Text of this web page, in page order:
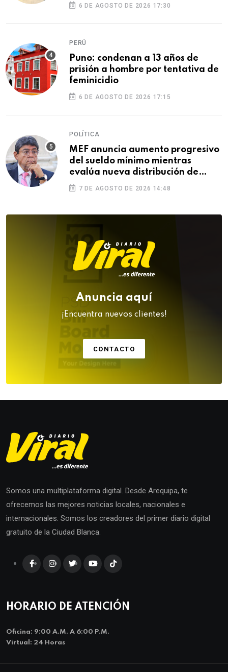
6 DE AGOSTO DE 2026 17:30
PERÚ
Puno: condenan a 13 años de
prisión a hombre por tentativa de
feminicidio
6 DE AGOSTO DE 2026 17:15
POLÍTICA
MEF anuncia aumento progresivo
del sueldo mínimo mientras
evalúa nueva distribución de
feriados
7 DE AGOSTO DE 2026 14:48
Anuncia aquí
¡Encuentra nuevos clientes!
CONTACTO
Somos una multiplataforma digital. Desde Arequipa, te
ofrecemos las mejores noticias locales, nacionales e
internacionales. Somos los creadores del primer diario digital
gratuito de la Ciudad Blanca.
HORARIO DE ATENCIÓN
Oficina: 9:00 A.m. A 6:00 P.m.
Virtual: 24 Horas